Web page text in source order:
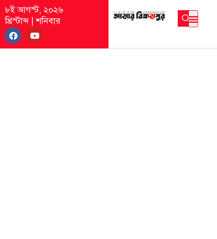
৮ই আগস্ট, ২০২৬
খ্রিস্টাব্দ|শনিবার